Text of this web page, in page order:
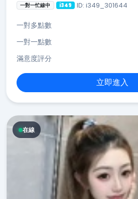
一對一忙線中 i349 ID: i349_301644
一對多點數
一對一點數
滿意度評分
立即進入
在線